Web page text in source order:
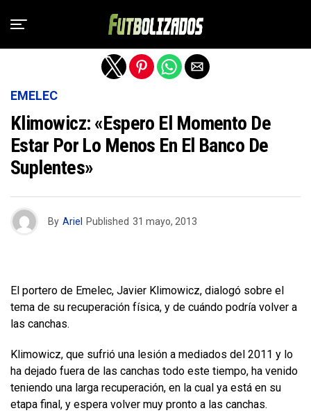
EMELEC
Klimowicz: «Espero El Momento De
Estar Por Lo Menos En El Banco De
Suplentes»
By Ariel Published 31 mayo, 2013
El portero de Emelec, Javier Klimowicz, dialogó sobre el
tema de su recuperación física, y de cuándo podría volver a
las canchas.
Klimowicz, que sufrió una lesión a mediados del 2011 y lo
ha dejado fuera de las canchas todo este tiempo, ha venido
teniendo una larga recuperación, en la cual ya está en su
etapa final, y espera volver muy pronto a las canchas.
Salir de la versión móvil